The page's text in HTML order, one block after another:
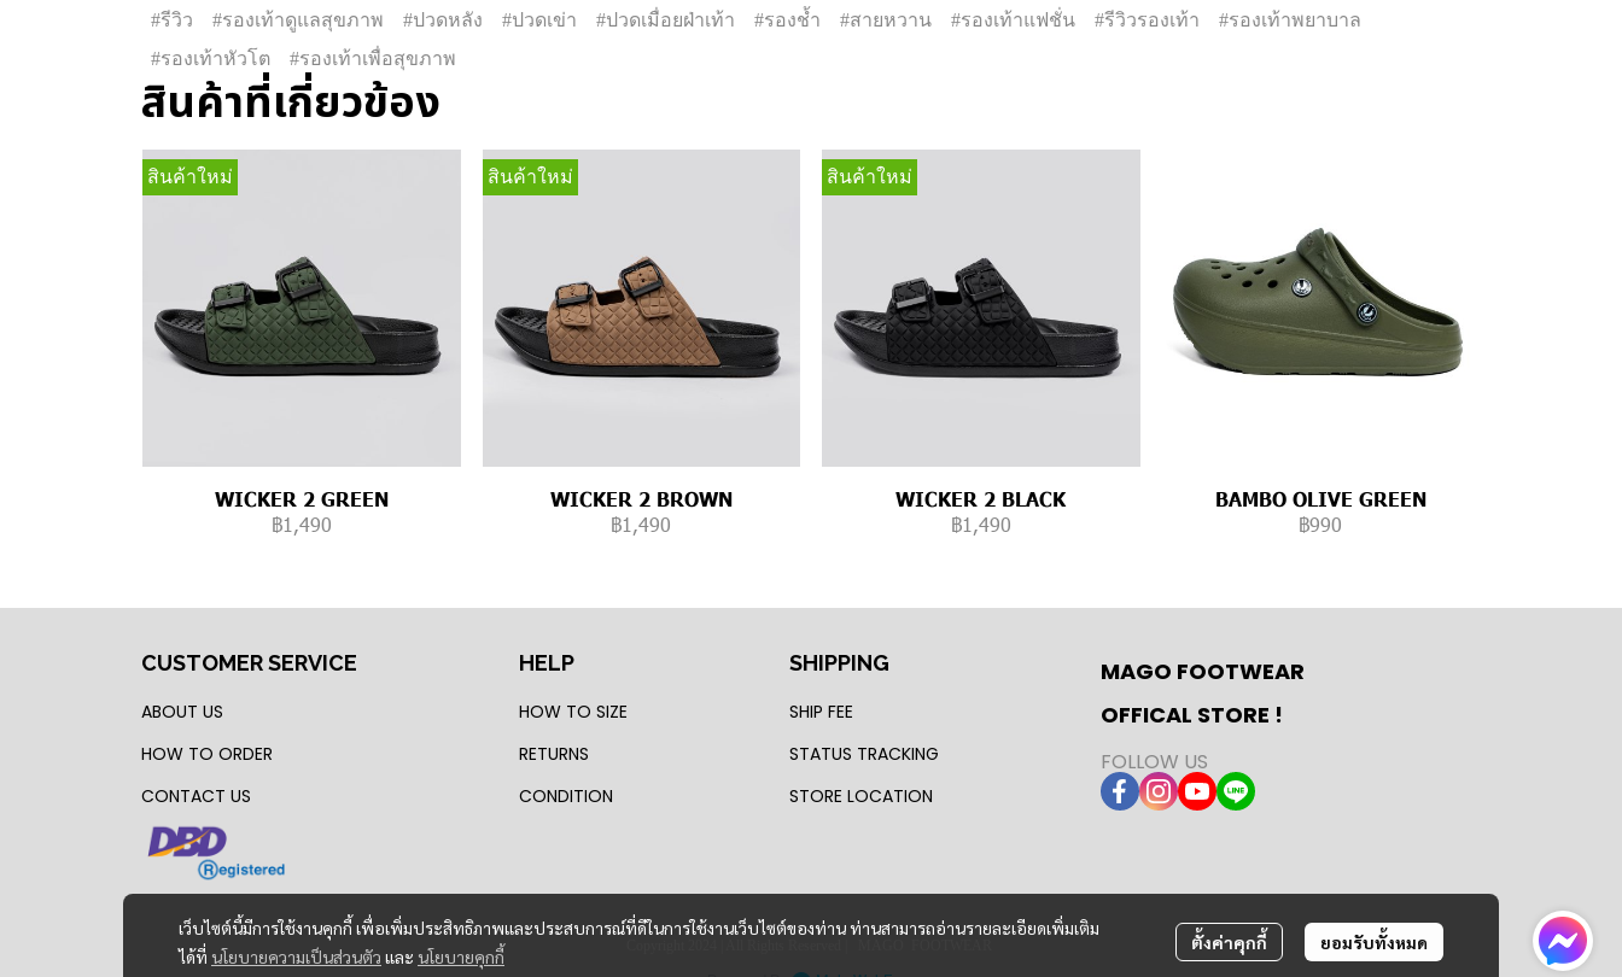
#รีวิว #รองเท้าดูแลสุขภาพ #ปวดหลัง #ปวดเข่า #ปวดเมื่อยฝ่าเท้า #รองช้ำ #สายหวาน #รองเท้าแฟชั่น #รีวิวรองเท้า
#รองเท้าพยาบาล
#รองเท้าหัวโต
#รองเท้าเพื่อสุขภาพ
สินค้าที่เกี่ยวข้อง
สินค้าใหม่
WICKER 2 GREEN
฿1,490
สินค้าใหม่
WICKER 2 BROWN
฿1,490
สินค้าใหม่
WICKER 2 BLACK
฿1,490
BAMBO OLIVE GREEN
฿990
เว็บไซต์นี้มีการใช้งานคุกกี้ เพื่อเพิ่มประสิทธิภาพและประสบการณ์ที่ดีในการใช้งานเว็บไซต์ของท่าน ท่านสามารถอ่านรายละเอียดเพิ่มเติม
ได้ที่ นโยบายความเป็นส่วนตัว และ นโยบายคุกกี้
ตั้งค่าคุกกี้ ยอมรับทั้งหมด
CUSTOMER SERVICE
ABOUT US
HOW TO ORDER
CONTACT US
HELP
HOW TO SIZE
RETURNS
CONDITION
SHIPPING
SHIP FEE
STATUS TRACKING
STORE LOCATION
MAGO FOOTWEAR
OFFICAL STORE !
FOLLOW US